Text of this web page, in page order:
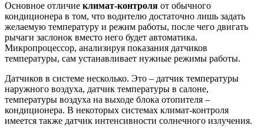
Основное отличие климат-контроля от обычного
кондиционера в том, что водителю достаточно лишь задать
желаемую температуру и режим работы, после чего двигать
рычаги заслонок вместо него будет автоматика.
Микропроцессор, анализируя показания датчиков
температуры, сам устанавливает нужные режимы работы.
Датчиков в системе несколько. Это – датчик температуры
наружного воздуха, датчик температуры в салоне,
температуры воздуха на выходе блока отопителя –
кондиционера. В некоторых системах климат-контроля
имеется также датчик интенсивности солнечного излучения.